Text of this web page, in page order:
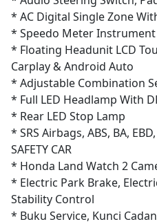
* AC Digital Single Zone
* Speedo Meter
* Floating Headunit LCD
Carplay & Android Auto
* Adjustable Combination
* Full LED Headlamp With
* Rear LED Stop Lamp
* SRS Airbags, ABS, BA,
SAFETY CAR
* Honda Land Watch 2
* Electric Park Brake,
Stability Control
* Buku Service, Kunci